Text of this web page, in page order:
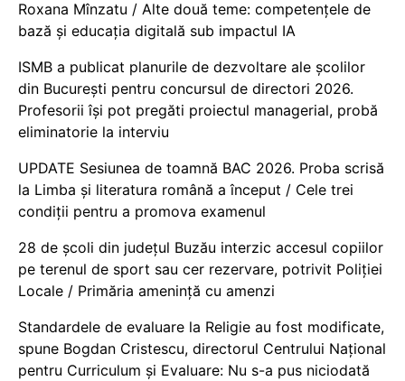
Roxana Mînzatu / Alte două teme: competențele de
bază și educația digitală sub impactul IA
ISMB a publicat planurile de dezvoltare ale școlilor
din București pentru concursul de directori 2026.
Profesorii își pot pregăti proiectul managerial, probă
eliminatorie la interviu
UPDATE Sesiunea de toamnă BAC 2026. Proba scrisă
la Limba și literatura română a început / Cele trei
condiții pentru a promova examenul
28 de școli din județul Buzău interzic accesul copiilor
pe terenul de sport sau cer rezervare, potrivit Poliției
Locale / Primăria amenință cu amenzi
Standardele de evaluare la Religie au fost modificate,
spune Bogdan Cristescu, directorul Centrului Național
pentru Curriculum și Evaluare: Nu s-a pus niciodată